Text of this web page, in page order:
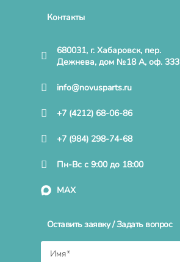
Контакты
680031, г. Хабаровск, пер.
Дежнева, дом №18 А, оф. 333
info@novusparts.ru
+7 (4212) 68-06-86
+7 (984) 298-74-68
Пн-Вс с 9:00 до 18:00
MAX
Оставить заявку / Задать вопрос